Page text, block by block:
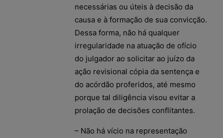
necessárias ou úteis à decisão da
causa e à formação de sua convicção.
Dessa forma, não há qualquer
irregularidade na atuação de ofício
do julgador ao solicitar ao juízo da
ação revisional cópia da sentença e
do acórdão proferidos, até mesmo
porque tal diligência visou evitar a
prolação de decisões conflitantes.
– Não há vício na representação